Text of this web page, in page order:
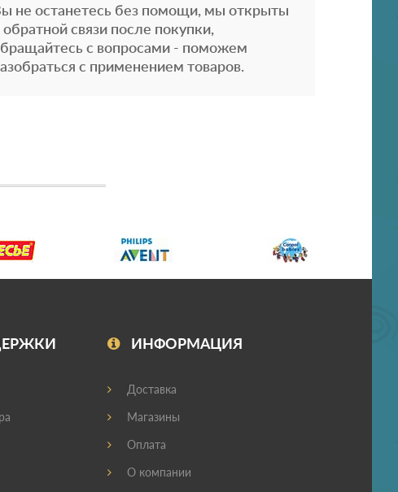
не останетесь без помощи, мы открыты
обратной связи после покупки,
с вопросами - поможем
с применением товаров.
ИНФОРМАЦИЯ
Доставка
Магазины
Оплата
О компании